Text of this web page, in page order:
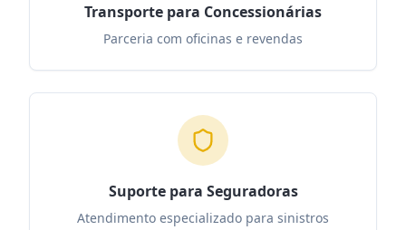
Transporte para Concessionárias
Parceria com oficinas e revendas
Suporte para Seguradoras
Atendimento especializado para sinistros